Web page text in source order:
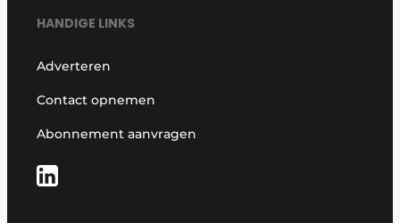
HANDIGE LINKS
Adverteren
Contact opnemen
Abonnement aanvragen